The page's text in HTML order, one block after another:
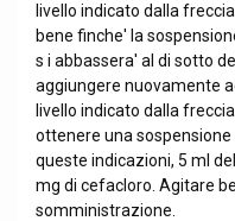
livello indicato dalla
bene finche' la
s i abbassera' al di sotto
aggiungere nuovamente
livello indicato dalla
ottenere una
queste indicazioni, 5 ml
mg di cefacloro. Agitare
somministrazione.